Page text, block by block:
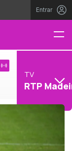
Entrar
TV
RTP